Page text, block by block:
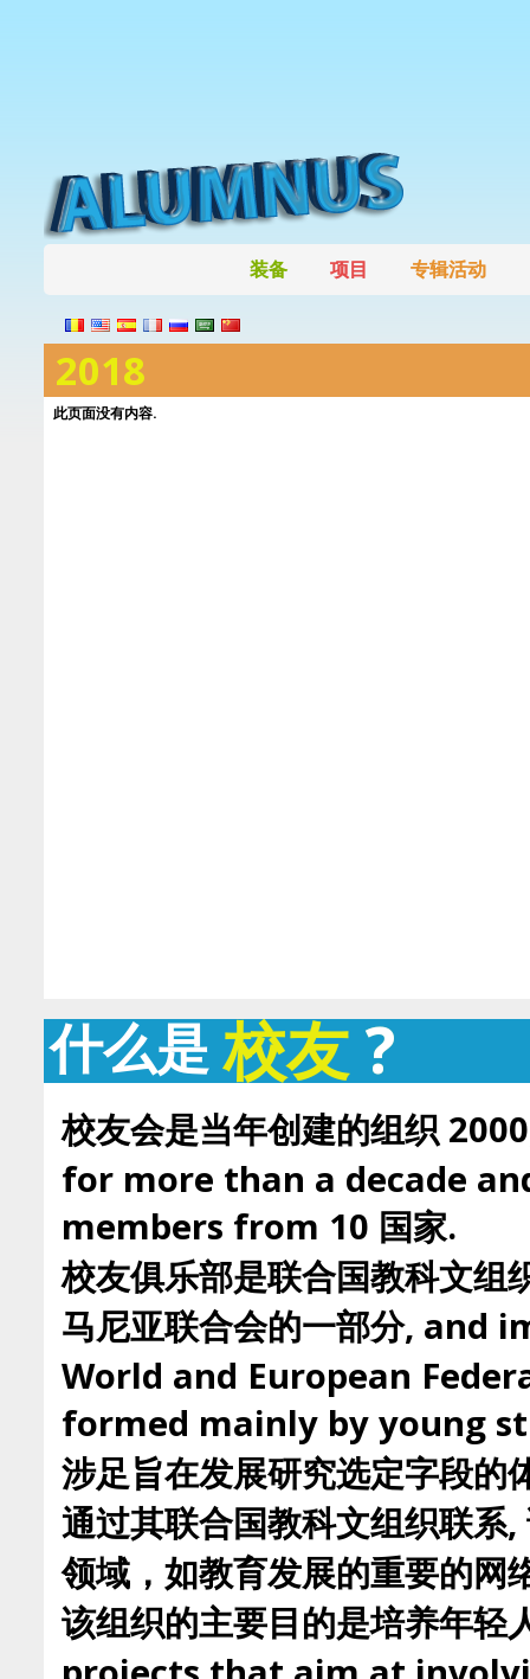
装备 项目 专辑活动
2018
此页面没有内容.
什么是校友?
校友会是当年创建的组织
for more than a decade
members from 10 国家.
校友俱乐部是联合国教科文组
马尼亚联合会的一部分,
World and European
formed mainly by young
涉足旨在发展研究选定字段的
通过其联合国教科文组织联系
领域，如教育发展的重要的网
该组织的主要目的是培养年